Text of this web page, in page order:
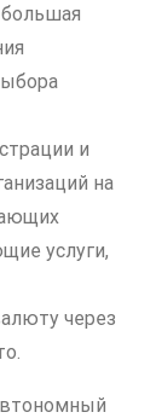
и
на
услуги,
через